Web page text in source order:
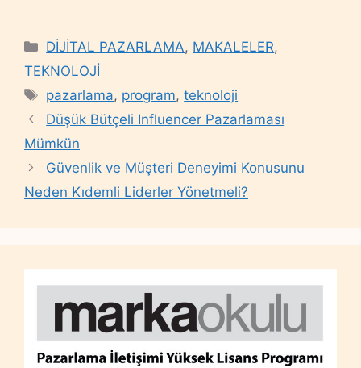
Categories
DİJİTAL PAZARLAMA, MAKALELER,
TEKNOLOJİ
Tags
pazarlama, program,teknoloji
Düşük Bütçeli Influencer Pazarlaması
Mümkün
Güvenlik ve Müşteri Deneyimi Konusunu
Neden Kıdemli Liderler Yönetmeli?